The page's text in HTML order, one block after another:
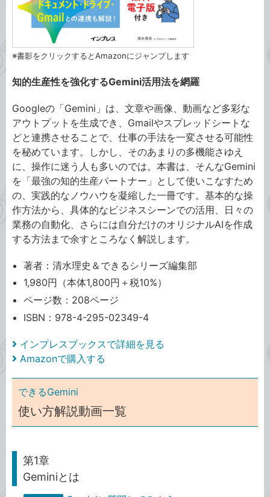
※書影をクリックするとAmazonにジャンプします
知的生産性を強化するGemini活用法を網羅
Googleの「Gemini」は、文章や画像、動画など多彩な
アウトプットを生成でき、Gmailやスプレッドシートな
どと連携させることで、仕事の手法を一変させる可能性
を秘めています。しかし、そのあまりの多機能さゆえ
に、操作に迷う人も多いのでは。本書は、そんなGemini
を「最強の知的生産パートナー」として使いこなすため
の、実践的なノウハウを凝縮した一冊です。基本的な操
作方法から、具体的なビジネスシーンでの活用、日々の
業務の自動化、さらには自分だけのオリジナルAIを作成
する方法まで余すところなく解説します。
著者：清水理史＆できるシリーズ編集部
1,980円（本体1,800円＋税10%）
ページ数：208ページ
ISBN：978-4-295-02349-4
インプレスブックスで詳細を見る
Amazonで購入する
できるGemini
使い方解説動画一覧
第1章
Geminiとは